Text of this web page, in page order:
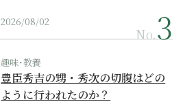
2026/08/02
No.
趣味･教養
豊臣秀吉の甥・秀次の切腹はどの
ように行われたのか？